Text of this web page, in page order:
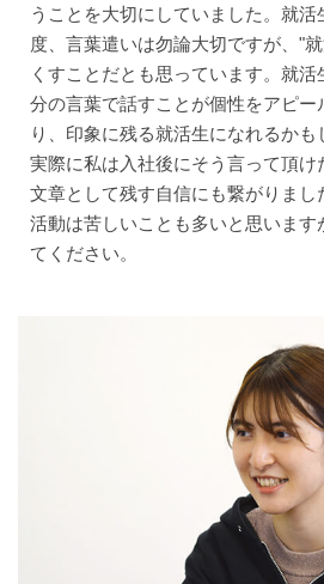
うことを大切にしていました。就
度、言葉遣いは勿論大切ですが、"
くすことだとも思っています。就
分の言葉で話すことが個性をアピー
り、印象に残る就活生になれるかも
実際に私は入社後にそう言って頂け
文章として残す自信にも繋がりま
活動は苦しいことも多いと思います
てください。